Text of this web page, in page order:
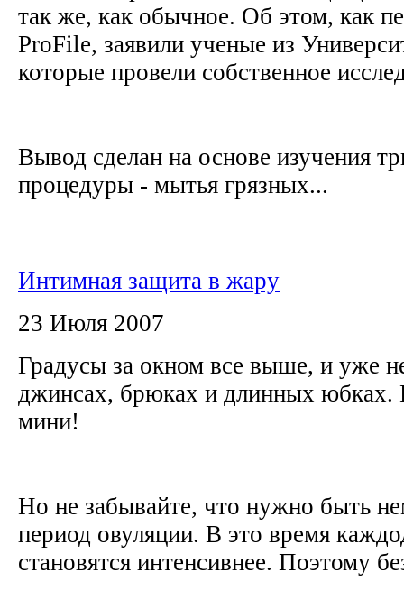
так же, как обычное. Об этом, как
ProFile, заявили ученые из
которые провели собственное
Вывод сделан на основе изучения
процедуры - мытья грязных...
Интимная защита в жару
23 Июля 2007
Градусы за окном все выше, и уже
джинсах, брюках и длинных юбках.
мини!
Но не забывайте, что нужно быть
период овуляции. В это время
становятся интенсивнее. Поэтому